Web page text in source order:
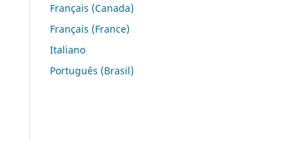
Français (Canada)
Français (France)
Italiano
Português (Brasil)